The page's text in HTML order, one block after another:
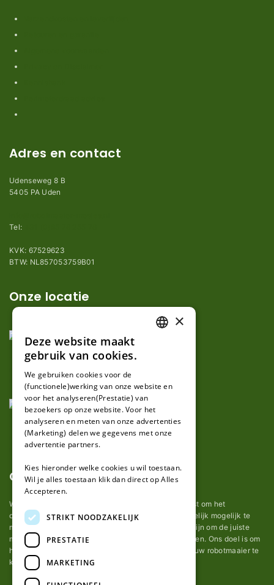
Adres en contact
Udenseweg 8 B
5405 PA Uden
Tel:
KVK: 67529623
BTW: NL857053759B01
Onze locatie
Over ons
Wij van robotmaaier-mesjes.nl doen ons uiterste best om het
onderhoud van robot grasmaaier mesjes zo gemakkelijk mogelijk te
maken. Uit ervaring merkten we hoe lastig het kan zijn om de juiste
messen voor een automatische grasmachine te vinden. Ons doel is om
het u makkelijk te maken om de goede mesjes voor uw robotmaaier te
kopen.
GERMAN
×
Deze website maakt
gebruik van cookies.
We gebruiken cookies voor de
(functionele)werking van onze website en
voor het analyseren(Prestatie) van
bezoekers op onze website. Voor het
analyseren en meten van onze advertenties
(Marketing) delen we gegevens met onze
advertentie partners.
Kies hieronder welke cookies u wil toestaan.
Wil je alles toestaan klik dan direct op Alles
Accepteren.
STRIKT NOODZAKELIJK
PRESTATIE
MARKETING